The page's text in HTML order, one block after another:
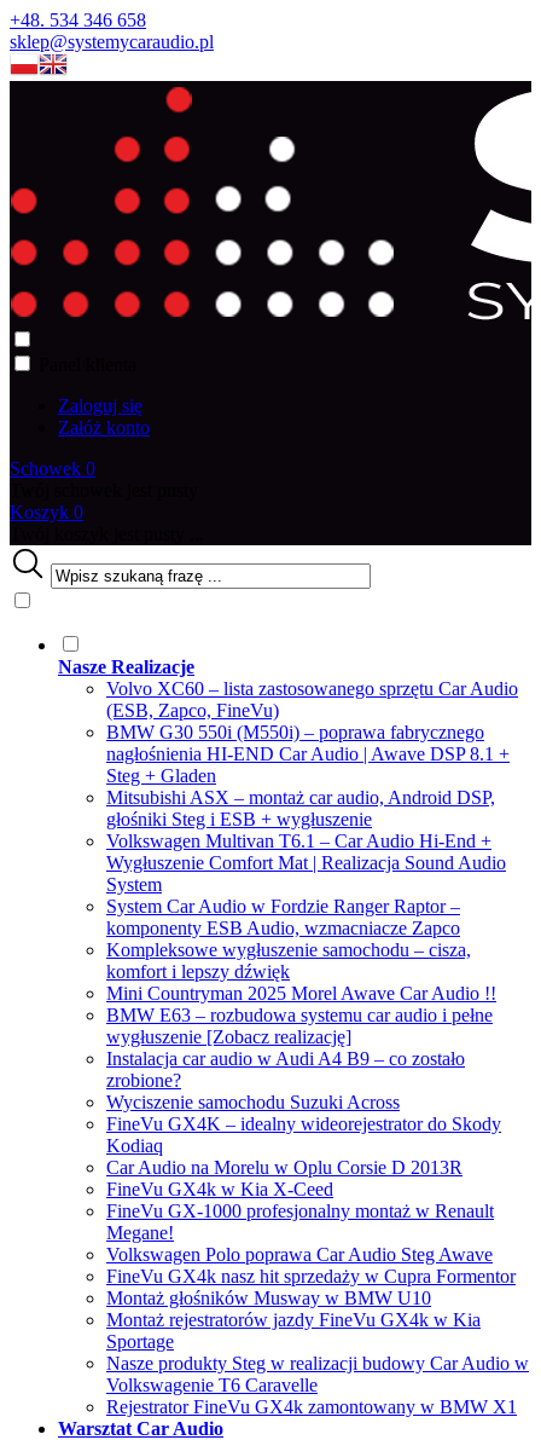
+48. 534 346 658
sklep@systemycaraudio.pl
Zaloguj się
Załóż konto
Schowek 0
Koszyk 0
Nasze Realizacje
Volvo XC60 – lista zastosowanego sprzętu Car Audio
(ESB, Zapco, FineVu)
BMW G30 550i (M550i) – poprawa fabrycznego
nagłośnienia HI-END Car Audio | Awave DSP 8.1 +
Steg + Gladen
Mitsubishi ASX – montaż car audio, Android DSP,
głośniki Steg i ESB + wygłuszenie
Volkswagen Multivan T6.1 – Car Audio Hi-End +
Wygłuszenie Comfort Mat | Realizacja Sound Audio
System
System Car Audio w Fordzie Ranger Raptor –
komponenty ESB Audio, wzmacniacze Zapco
Kompleksowe wygłuszenie samochodu – cisza,
komfort i lepszy dźwięk
Mini Countryman 2025 Morel Awave Car Audio !!
BMW E63 – rozbudowa systemu car audio i pełne
wygłuszenie [Zobacz realizację]
Instalacja car audio w Audi A4 B9 – co zostało
zrobione?
Wyciszenie samochodu Suzuki Across
FineVu GX4K – idealny wideorejestrator do Skody
Kodiaq
Car Audio na Morelu w Oplu Corsie D 2013R
FineVu GX4k w Kia X-Ceed
FineVu GX-1000 profesjonalny montaż w Renault
Megane!
Volkswagen Polo poprawa Car Audio Steg Awave
FineVu GX4k nasz hit sprzedaży w Cupra Formentor
Montaż głośników Musway w BMW U10
Montaż rejestratorów jazdy FineVu GX4k w Kia
Sportage
Nasze produkty Steg w realizacji budowy Car Audio w
Volkswagenie T6 Caravelle
Rejestrator FineVu GX4k zamontowany w BMW X1
Warsztat Car Audio